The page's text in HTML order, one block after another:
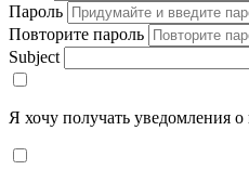
Пароль
Повторите пароль
Subject
Я хочу получать уведомления